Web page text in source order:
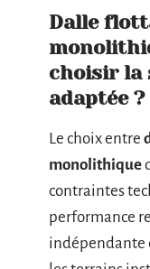
Dalle
choisir la
adaptée ?
Le choix entre
monolithique
contraintes
performance
indépendante